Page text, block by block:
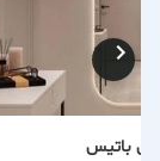
باتیس